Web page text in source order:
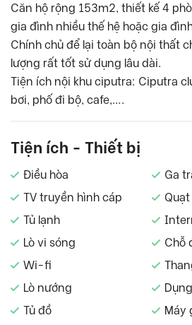
Căn hộ rộng 153m2, thiết kế 4
gia đình nhiều thế hệ hoặc gia
Chính chủ để lại toàn bộ nội thất
lượng rất tốt sử dụng lâu dài.
Tiện ích nội khu ciputra: Ciputra
bơi, phố đi bộ, cafe,….
Tiện ích - Thiết bị
Điều hòa
Ga
TV truyền hình cáp
Quạt
Tủ lạnh
Lò vi sóng
Chỗ
Wi-fi
Lò nướng
Tủ đồ
Máy